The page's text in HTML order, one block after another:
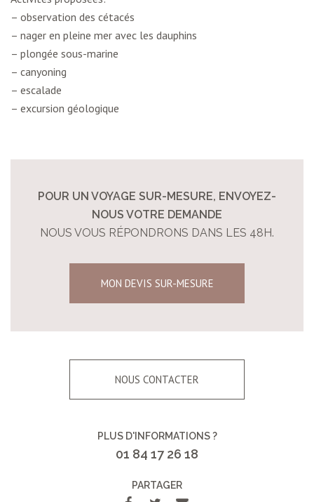
– observation des cétacés
– nager en pleine mer avec les dauphins
– plongée sous-marine
– canyoning
– escalade
– excursion géologique
POUR UN VOYAGE SUR-MESURE, ENVOYEZ-
NOUS VOTRE DEMANDE
NOUS VOUS RÉPONDRONS DANS LES 48H.
MON DEVIS SUR-MESURE
NOUS CONTACTER
PLUS D'INFORMATIONS ?
01 84 17 26 18
PARTAGER